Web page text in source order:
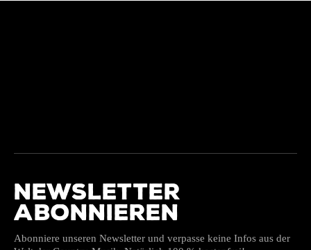
NEWSLETTER
ABONNIEREN
Abonniere unseren Newsletter und verpasse keine Infos aus der